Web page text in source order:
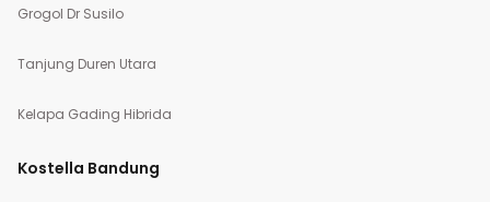
Grogol Dr Susilo
Tanjung Duren Utara
Kelapa Gading Hibrida
Kostella Bandung